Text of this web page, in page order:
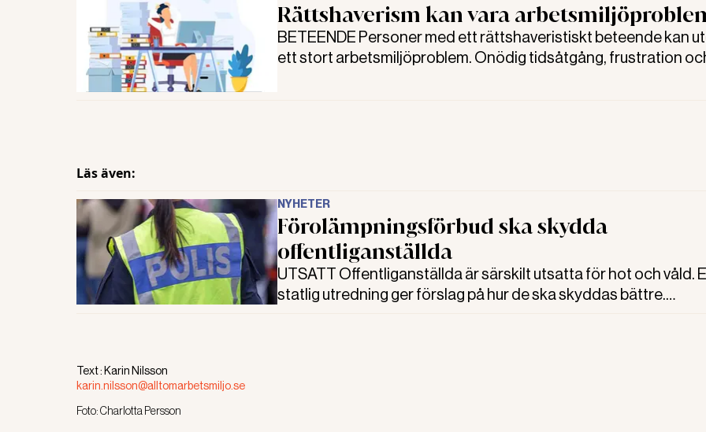
Rättshaverism kan vara
BETEENDE Personer med ett rättshaveristiskt beteende kan
ett stort arbetsmiljöproblem. Onödig tidsåtgång, frustration
Läs även:
NYHETER
Förolämpningsförbud ska skydda
offentliganställda
UTSATT Offentliganställda är särskilt utsatta för hot och våld.
statlig utredning ger förslag på hur de ska skyddas bättre.
Text : Karin Nilsson
karin.nilsson@alltomarbetsmiljo.se
Foto:Charlotta Persson